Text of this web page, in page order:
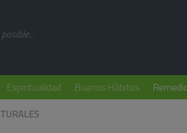
Espiritualidad Buenos Hábitos